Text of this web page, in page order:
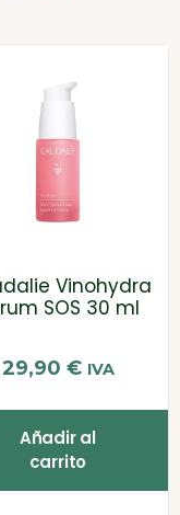
Vinohydra
SOS 30 ml
29,90 € IVA
Añadir al
carrito